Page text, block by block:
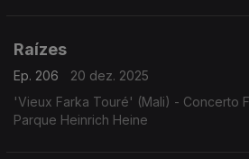
Raízes
Ep. 206
20 dez. 2025
'Vieux Farka Touré' (Mali) - Concerto
Parque Heinrich Heine